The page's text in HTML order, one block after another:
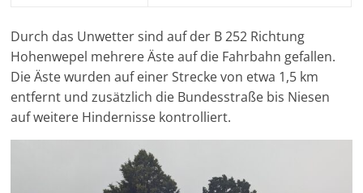
Durch das Unwetter sind auf der B 252 Richtung
Hohenwepel mehrere Äste auf die Fahrbahn gefallen.
Die Äste wurden auf einer Strecke von etwa 1,5 km
entfernt und zusätzlich die Bundesstraße bis Niesen
auf weitere Hindernisse kontrolliert.